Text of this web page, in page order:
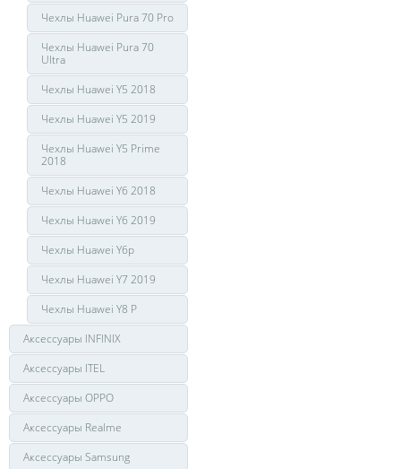
Чехлы Huawei Pura 70 Pro
Чехлы Huawei Pura 70
Ultra
Чехлы Huawei Y5 2018
Чехлы Huawei Y5 2019
Чехлы Huawei Y5 Prime
2018
Чехлы Huawei Y6 2018
Чехлы Huawei Y6 2019
Чехлы Huawei Y6p
Чехлы Huawei Y7 2019
Чехлы Huawei Y8 P
Аксессуары INFINIX
Аксессуары ITEL
Аксессуары OPPO
Аксессуары Realme
Аксессуары Samsung